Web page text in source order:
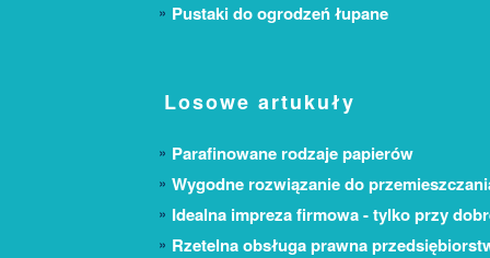
Pustaki do ogrodzeń łupane
Losowe artukuły
Parafinowane rodzaje papierów
Wygodne rozwiązanie do
Idealna impreza firmowa - tylko przy
Rzetelna obsługa prawna